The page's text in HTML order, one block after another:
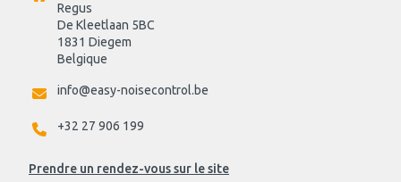
Regus
De Kleetlaan 5BC
1831 Diegem
Belgique
info@easy-noisecontrol.be
+32 27 906 199
Prendre un rendez-vous sur le site